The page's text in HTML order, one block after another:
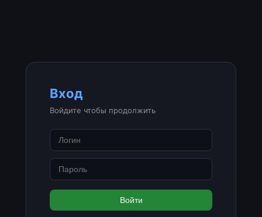
Вход
Войдите чтобы продолжить
Войти